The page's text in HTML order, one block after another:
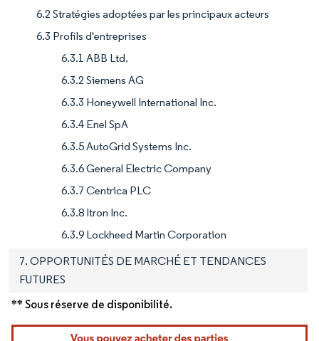
6.2 Stratégies adoptées par les principaux acteurs
6.3 Profils d'entreprises
6.3.1 ABB Ltd.
6.3.2 Siemens AG
6.3.3 Honeywell International Inc.
6.3.4 Enel SpA
6.3.5 AutoGrid Systems Inc.
6.3.6 General Electric Company
6.3.7 Centrica PLC
6.3.8 Itron Inc.
6.3.9 Lockheed Martin Corporation
7. OPPORTUNITÉS DE MARCHÉ ET TENDANCES
FUTURES
** Sous réserve de disponibilité.